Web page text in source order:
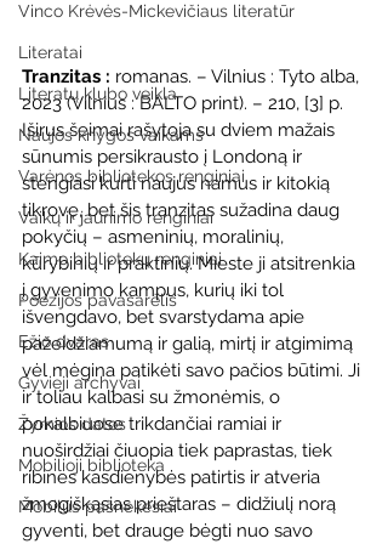
Vinco Krėvės-Mickevičiaus literatūr
Literatai
Literatų klubo veikla
Naujos knygos vaikams
Varėnos bibliotekos renginiai
Vaikų ir jaunimo renginiai
Kaimo bibliotekų renginiai
Poezijos pavasarėlis
Ežio dvaras
Gyvieji archyvai
Žymios datos
Mobilioji biblioteka
Mobilūs pašnekesiai
Tranzitas : romanas. – Vilnius : Tyto alba,
2023 (Vilnius : BALTO print). – 210, [3] p.
Iširus šeimai rašytoja su dviem mažais
sūnumis persikrausto į Londoną ir
stengiasi kurti naujus namus ir kitokią
tikrovę, bet šis tranzitas sužadina daug
pokyčių – asmeninių, moralinių,
kūrybinių ir praktinių. Mieste ji atsitrenkia
į gyvenimo kampus, kurių iki tol
išvengdavo, bet svarstydama apie
pažeidžiamumą ir galią, mirtį ir atgimimą
vėl mėgina patikėti savo pačios būtimi. Ji
ir toliau kalbasi su žmonėmis, o
pokalbiuose trikdančiai ramiai ir
nuoširdžiai čiuopia tiek paprastas, tiek
ribines kasdienybės patirtis ir atveria
žmogiškąsias prieštaras – didžiulį norą
gyventi, bet drauge bėgti nuo savo